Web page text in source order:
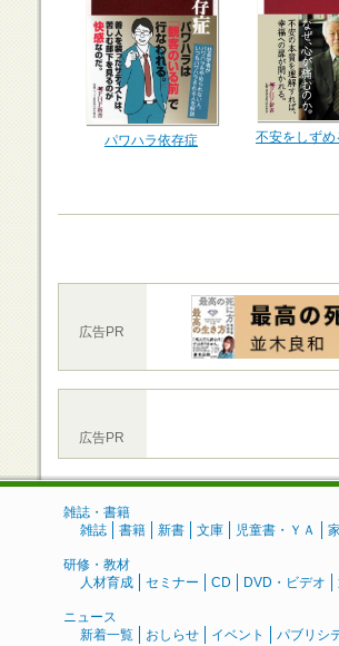
パワハラ依存症 不安をしずめ
広告PR
広告PR
雑誌・書籍
雑誌
書籍 新書 文庫 児童書・ＹＡ
研修・教材
人材育成
セミナー CD DVD・ビデオ
ニュース
新着一覧
おしらせ イベント パブリシ